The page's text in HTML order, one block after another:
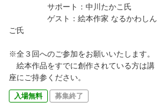
サポート：中川たかこ氏
ゲスト：絵本作家 なるかわしん
ご氏
※全３回へのご参加をお願いいたします。
絵本作品をすでに創作されている方は講
座にご持参ください。
入場無料 募集終了